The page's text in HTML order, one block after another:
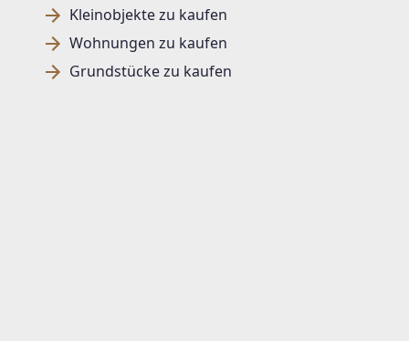
Kleinobjekte zu kaufen
Wohnungen zu kaufen
Grundstücke zu kaufen